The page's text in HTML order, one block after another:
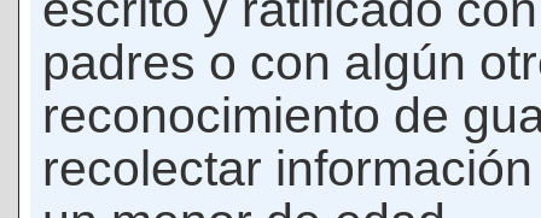
padres o con algún
reconocimiento de
recolectar